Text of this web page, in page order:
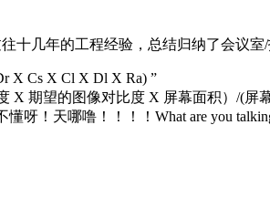
十几年的工程经验，总结归纳了会议室
X Cs X Cl X Dl X Ra) ”
X 期望的图像对比度 X 屏幕面积）/(
呀！天哪噜！！！！ What are you